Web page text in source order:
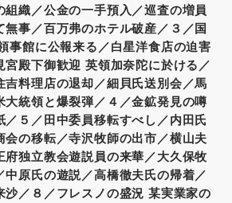
組織／公金の一手預入／巡査の増員
無事／百万弗のホテル破産／３／国
事館に公報来る／白星洋食店の迫害
宮殿下御歓迎 英領加奈陀に於ける／
吉料理店の退却／細貝氏送別会／馬
大統領と爆裂弾／４／金鉱発見の噂
／５／田中委員移転すべし／内田氏
会の移転／寺沢牧師の出市／横山夫
府独立教会遊説員の来華／大久保牧
中原氏の遊説／高橋徹夫氏の帰着／
沙／８／フレスノの盛況 某実業家の